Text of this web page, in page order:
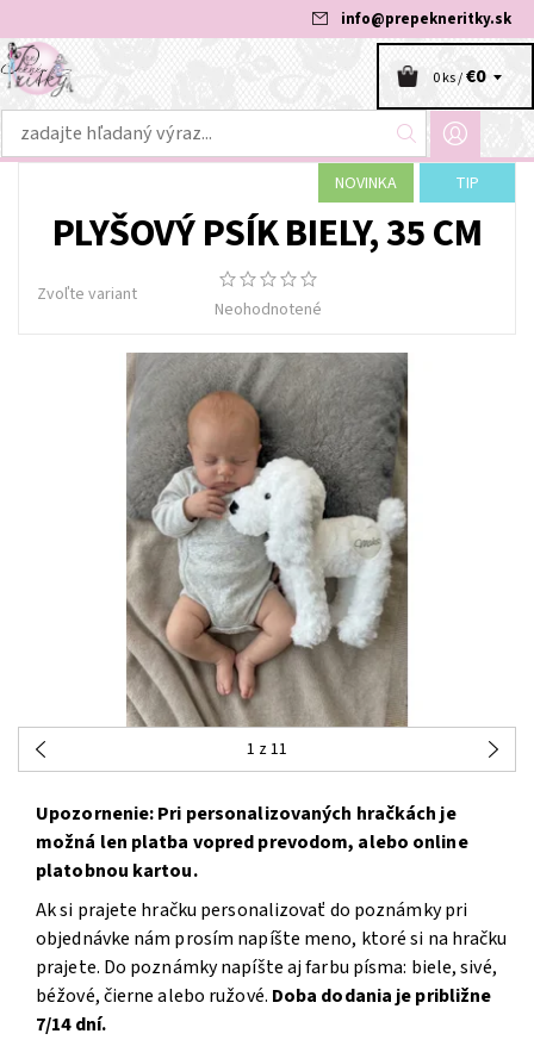
info@prepekneritky.sk
0 ks /€0
NOVINKA TIP
PLYŠOVÝ PSÍK BIELY, 35 CM
Zvoľte variant
Neohodnotené
1 z 11
Upozornenie: Pri personalizovaných hračkách je
možná len platba vopred prevodom, alebo online
platobnou kartou.
Ak si prajete hračku personalizovať do poznámky pri
objednávke nám prosím napíšte meno, ktoré si na hračku
prajete. Do poznámky napíšte aj farbu písma: biele, sivé,
béžové, čierne alebo ružové. Doba dodania je približne
7/14 dní.